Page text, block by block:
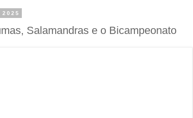
Salamandras e o Bicampeonato